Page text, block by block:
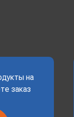
на
заказ